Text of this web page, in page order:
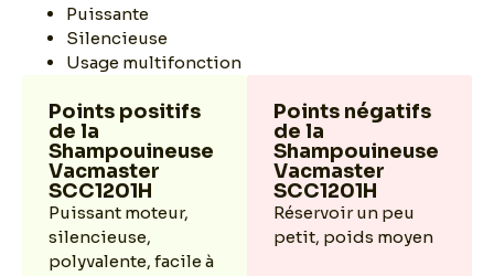
Puissante
Silencieuse
Usage multifonction
Points positifs
de la
Shampouineuse
Vacmaster
SCC1201H
Puissant moteur,
silencieuse,
polyvalente, facile à
Points négatifs
de la
Shampouineuse
Vacmaster
SCC1201H
Réservoir un peu
petit, poids moyen